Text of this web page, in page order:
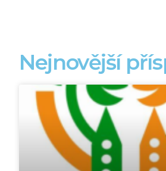
Nejnovější